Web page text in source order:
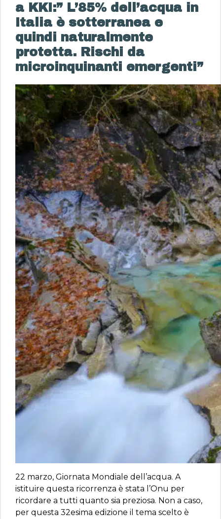
a KKI:” L’85% dell’acqua in
Italia è sotterranea e
quindi naturalmente
protetta. Rischi da
microinquinanti emergenti”
22 marzo, Giornata Mondiale dell’acqua. A
istituire questa ricorrenza è stata l’Onu per
ricordare a tutti quanto sia preziosa. Non a caso,
per questa 32esima edizione il tema scelto è